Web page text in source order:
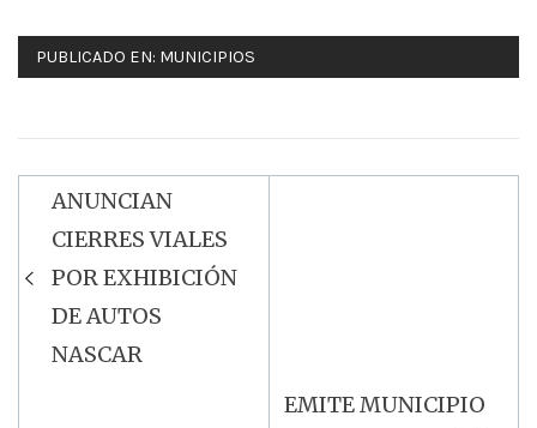
PUBLICADO EN: MUNICIPIOS
Navegación
de
entradas
ANUNCIAN
CIERRES VIALES
POR EXHIBICIÓN
DE AUTOS
NASCAR
EMITE MUNICIPIO